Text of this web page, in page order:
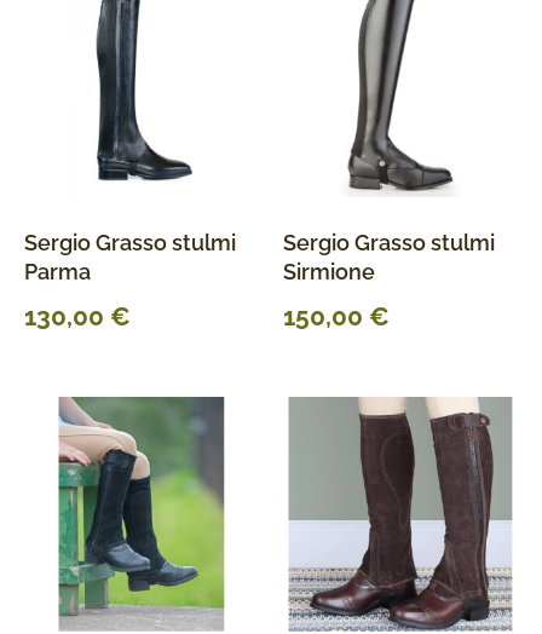
Sergio Grasso stulmi
Parma
130,00 €
Sergio Grasso stulmi
Sirmione
150,00 €